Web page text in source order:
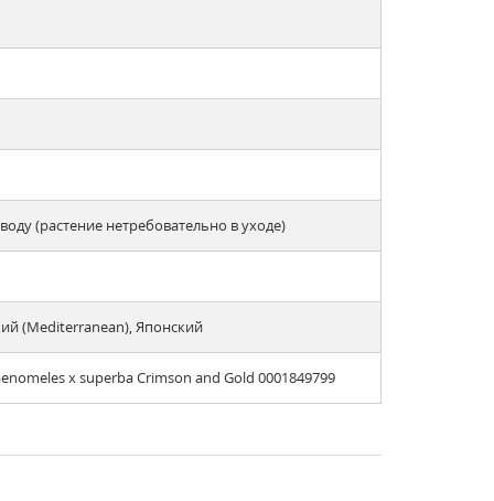
(растение нетребовательно в уходе)
(Mediterranean), Японский
x superba Crimson and Gold 0001849799